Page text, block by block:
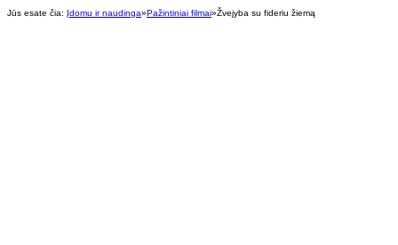
Jūs esate čia: Įdomu ir naudinga»Pažintiniai filmai»Žvejyba su fideriu žiemą